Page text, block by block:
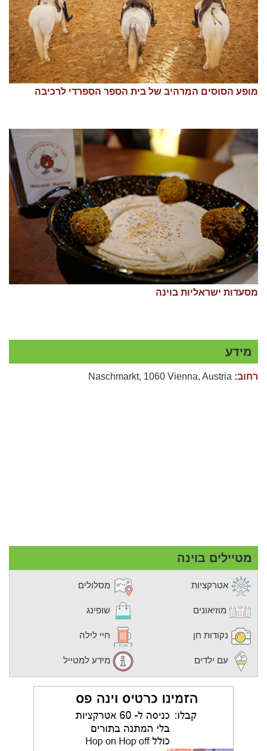
מופע הסוסים המרהיב של בית הספר הספרדי לרכיבה
מסעדות ישראליות בוינה
מידע
רחוב:
מטיילים בוינה
אטרקציות מסלולים
מוזיאונים שופינג
נקודות חן חיי לילה
עם ילדים מידע למטייל